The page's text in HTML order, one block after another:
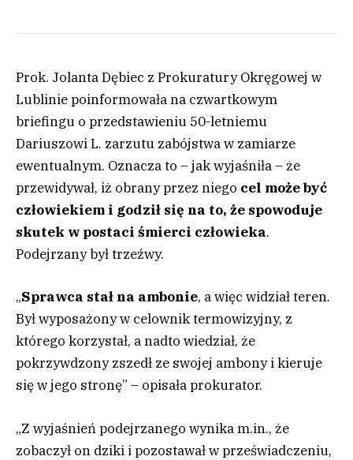
Prok. Jolanta Dębiec z Prokuratury Okręgowej w
Lublinie poinformowała na czwartkowym
briefingu o przedstawieniu 50-letniemu
Dariuszowi L. zarzutu zabójstwa w zamiarze
ewentualnym. Oznacza to – jak wyjaśniła – że
przewidywał, iż obrany przez niego cel może być
człowiekiem i godził się na to, że spowoduje
skutek w postaci śmierci człowieka.
Podejrzany był trzeźwy.
„Sprawca stał na ambonie, a więc widział teren.
Był wyposażony w celownik termowizyjny, z
którego korzystał, a nadto wiedział, że
pokrzywdzony zszedł ze swojej ambony i kieruje
się w jego stronę” – opisała prokurator.
„Z wyjaśnień podejrzanego wynika m.in., że
zobaczył on dziki i pozostawał w przeświadczeniu,